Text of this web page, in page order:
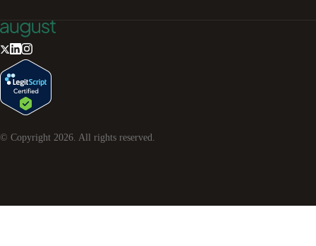
© Copyright 2026. All rights reserved.